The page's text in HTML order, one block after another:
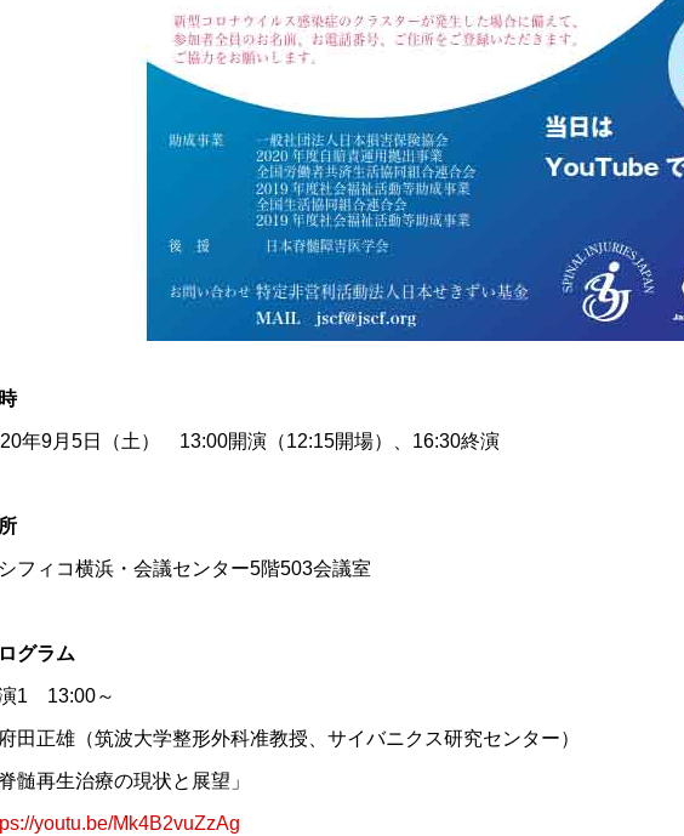
年9月5日（土） 13:00開演（12:15開場）、16:30終演
フィコ横浜・会議センター5階503会議室
グラム
1 13:00～
田正雄（筑波大学整形外科准教授、サイバニクス研究センター）
髄再生治療の現状と展望」
youtu.be/Mk4B2vuZzAg